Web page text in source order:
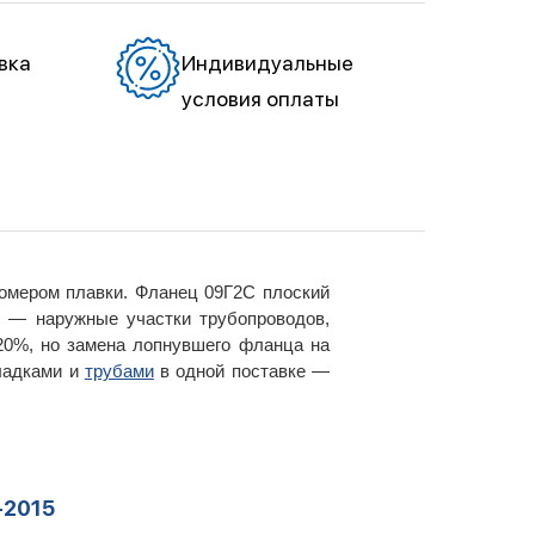
Индивидуальные
условия оплаты
плавки. Фланец 09Г2С плоский
наружные участки трубопроводов,
но замена лопнувшего фланца на
и трубамив одной поставке —